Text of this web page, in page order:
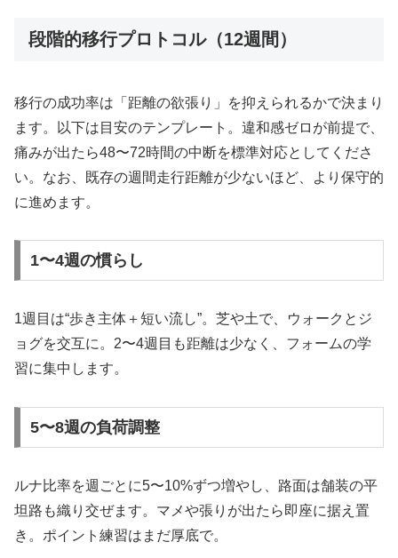
段階的移行プロトコル（12週間）
移行の成功率は「距離の欲張り」を抑えられるかで決まり
ます。以下は目安のテンプレート。違和感ゼロが前提で、
痛みが出たら48〜72時間の中断を標準対応としてくださ
い。なお、既存の週間走行距離が少ないほど、より保守的
に進めます。
1〜4週の慣らし
1週目は“歩き主体＋短い流し”。芝や土で、ウォークとジ
ョグを交互に。2〜4週目も距離は少なく、フォームの学
習に集中します。
5〜8週の負荷調整
ルナ比率を週ごとに5〜10%ずつ増やし、路面は舗装の平
坦路も織り交ぜます。マメや張りが出たら即座に据え置
き。ポイント練習はまだ厚底で。